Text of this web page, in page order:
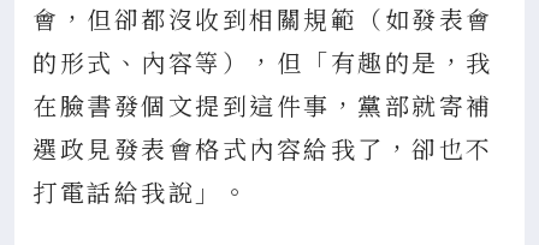
會，但卻都沒收到相關規範（如發表會
的形式、內容等），但「有趣的是，我
在臉書發個文提到這件事，黨部就寄補
選政見發表會格式內容給我了，卻也不
打電話給我說」。